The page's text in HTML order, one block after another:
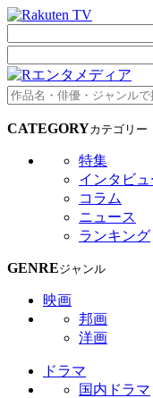
CATEGORYカテゴリー
特集
インタビュ
コラム
ニュース
ランキング
GENREジャンル
映画
邦画
洋画
ドラマ
国内ドラマ